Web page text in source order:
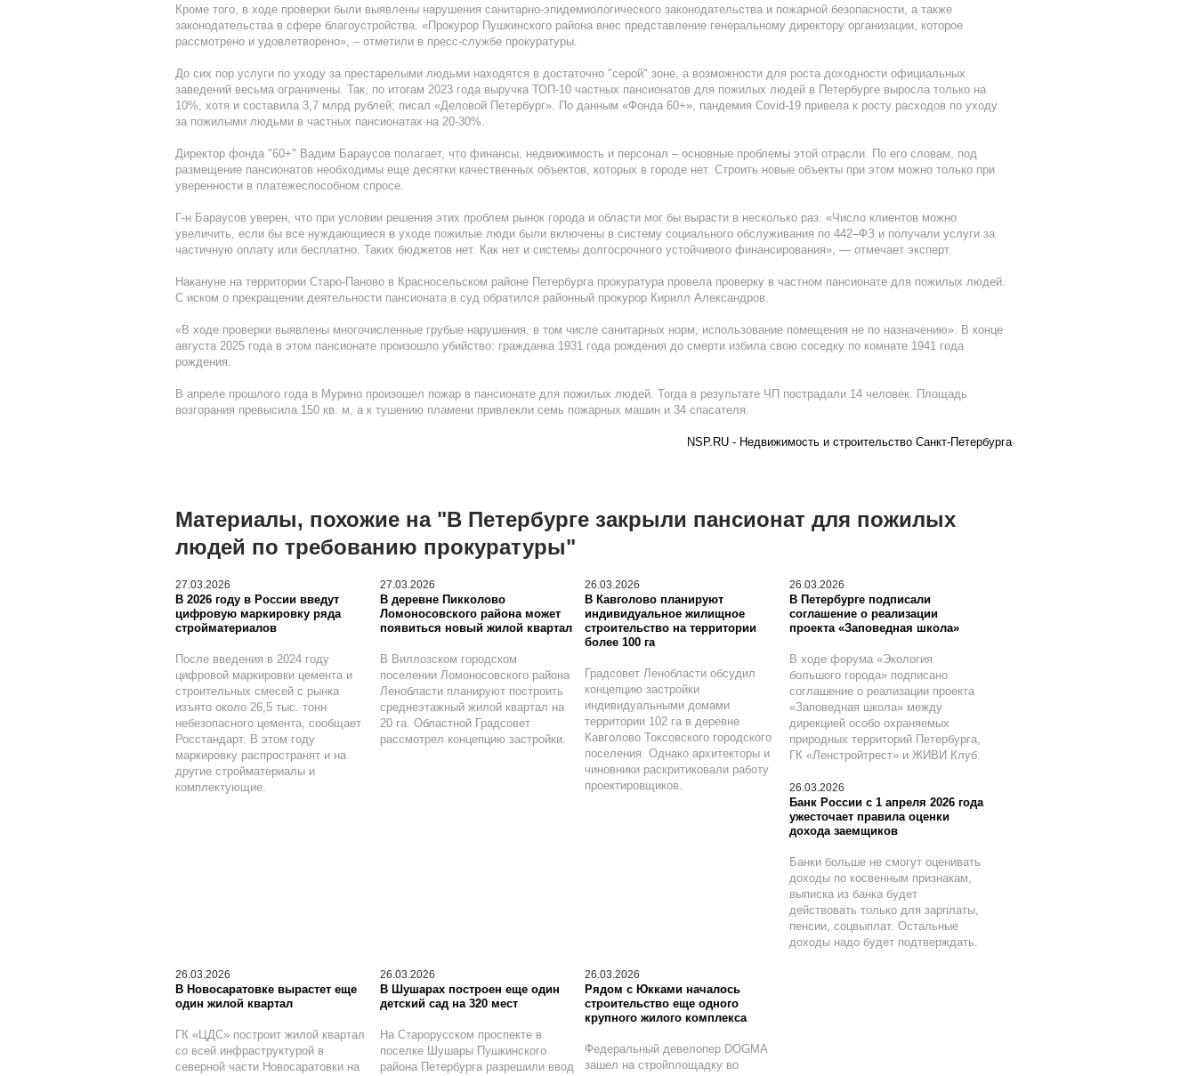
Кроме того, в ходе проверки были выявлены нарушения санитарно-эпидемиологического законодательства и пожарной безопасности, а также
законодательства в сфере благоустройства. «Прокурор Пушкинского района внес представление генеральному директору организации, которое
рассмотрено и удовлетворено», – отметили в пресс-службе прокуратуры.
До сих пор услуги по уходу за престарелыми людьми находятся в достаточно "серой" зоне, а возможности для роста доходности официальных
заведений весьма ограничены. Так, по итогам 2023 года выручка ТОП-10 частных пансионатов для пожилых людей в Петербурге выросла только на
10%, хотя и составила 3,7 млрд рублей; писал «Деловой Петербург». По данным «Фонда 60+», пандемия Covid-19 привела к росту расходов по уходу
за пожилыми людьми в частных пансионатах на 20-30%.
Директор фонда "60+" Вадим Бараусов полагает, что финансы, недвижимость и персонал – основные проблемы этой отрасли. По его словам, под
размещение пансионатов необходимы еще десятки качественных объектов, которых в городе нет. Строить новые объекты при этом можно только при
уверенности в платежеспособном спросе.
Г-н Бараусов уверен, что при условии решения этих проблем рынок города и области мог бы вырасти в несколько раз. «Число клиентов можно
увеличить, если бы все нуждающиеся в уходе пожилые люди были включены в систему социального обслуживания по 442–ФЗ и получали услуги за
частичную оплату или бесплатно. Таких бюджетов нет. Как нет и системы долгосрочного устойчивого финансирования», — отмечает эксперт.
Накануне на территории Старо-Паново в Красносельском районе Петербурга прокуратура провела проверку в частном пансионате для пожилых людей.
С иском о прекращении деятельности пансионата в суд обратился районный прокурор Кирилл Александров.
«В ходе проверки выявлены многочисленные грубые нарушения, в том числе санитарных норм, использование помещения не по назначению». В конце
августа 2025 года в этом пансионате произошло убийство: гражданка 1931 года рождения до смерти избила свою соседку по комнате 1941 года
рождения.
В апреле прошлого года в Мурино произошел пожар в пансионате для пожилых людей. Тогда в результате ЧП пострадали 14 человек. Площадь
возгорания превысила 150 кв. м, а к тушению пламени привлекли семь пожарных машин и 34 спасателя.
NSP.RU - Недвижимость и строительство Санкт-Петербурга
Материалы, похожие на "В Петербурге закрыли пансионат для пожилых
людей по требованию прокуратуры"
27.03.2026
В 2026 году в России введут
цифровую маркировку ряда
стройматериалов
После введения в 2024 году
цифровой маркировки цемента и
строительных смесей с рынка
изъято около 26,5 тыс. тонн
небезопасного цемента, сообщает
Росстандарт. В этом году
маркировку распространят и на
другие стройматериалы и
комплектующие.
27.03.2026
В деревне Пикколово
Ломоносовского района может
появиться новый жилой квартал
В Виллозском городском
поселении Ломоносовского района
Ленобласти планируют построить
среднеэтажный жилой квартал на
20 га. Областной Градсовет
рассмотрел концепцию застройки.
26.03.2026
В Кавголово планируют
индивидуальное жилищное
строительство на территории
более 100 га
Градсовет Ленобласти обсудил
концепцию застройки
индивидуальными домами
территории 102 га в деревне
Кавголово Токсовского городского
поселения. Однако архитекторы и
чиновники раскритиковали работу
проектировщиков.
26.03.2026
В Петербурге подписали
соглашение о реализации
проекта «Заповедная школа»
В ходе форума «Экология
большого города» подписано
соглашение о реализации проекта
«Заповедная школа» между
дирекцией особо охраняемых
природных территорий Петербурга,
ГК «Ленстройтрест» и ЖИВИ Клуб.
26.03.2026
Банк России с 1 апреля 2026 года
ужесточает правила оценки
дохода заемщиков
Банки больше не смогут оценивать
доходы по косвенным признакам,
выписка из банка будет
действовать только для зарплаты,
пенсии, соцвыплат. Остальные
доходы надо будет подтверждать.
26.03.2026
В Новосаратовке вырастет еще
один жилой квартал
ГК «ЦДС» построит жилой квартал
со всей инфраструктурой в
северной части Новосаратовки на
26.03.2026
В Шушарах построен еще один
детский сад на 320 мест
На Старорусском проспекте в
поселке Шушары Пушкинского
района Петербурга разрешили ввод
26.03.2026
Рядом с Юкками началось
строительство еще одного
крупного жилого комплекса
Федеральный девелопер DOGMA
зашел на стройплощадку во